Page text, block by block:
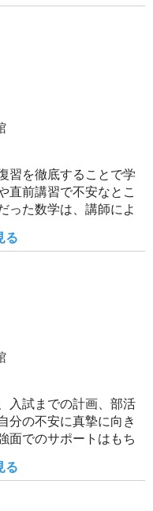
習を徹底することで学
直前講習で不安なとこ
った数学は、講師によ
る
入試までの計画、部活
分の不安に真摯に向き
面でのサポートはもち
しきれません。
る